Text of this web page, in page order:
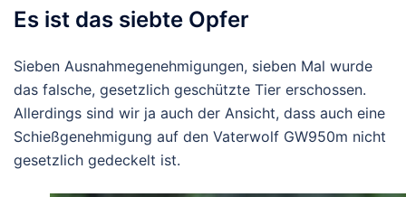
Es ist das siebte Opfer
Sieben Ausnahmegenehmigungen, sieben Mal wurde
das falsche, gesetzlich geschützte Tier erschossen.
Allerdings sind wir ja auch der Ansicht, dass auch eine
Schießgenehmigung auf den Vaterwolf GW950m nicht
gesetzlich gedeckelt ist.